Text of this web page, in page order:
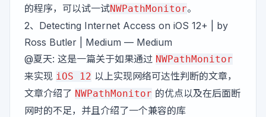
的程序，可以试一试NWPathMonitor。
2、 Detecting Internet Access on iOS 12+ | by
Ross Butler | Medium — Medium
@夏天: 这是一篇关于如果通过 NWPathMonitor
来实现 iOS 12 以上实现网络可达性判断的文章，
文章介绍了 NWPathMonitor 的优点以及在后面断
网时的不足，并且介绍了一个兼容的库